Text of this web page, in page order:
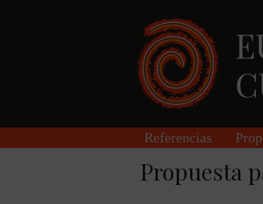
Referencias
Propuesta